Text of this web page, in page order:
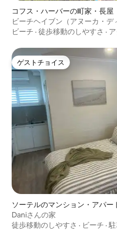
コフス・ハーバーの町家・長屋
ビーチヘイブン（アヌーカ・デ
ビーチ · 徒歩移動のしやすさ ·
ゲストチョイス
ゲストチョイス
ソーテルのマンション・アパー
Daniさんの家
徒歩移動のしやすさ · ビーチ ·